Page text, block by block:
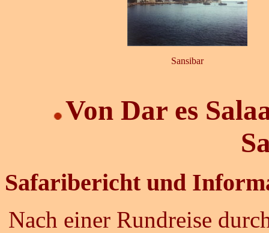
Sansibar
Von Dar es
Safaribericht und
Nach einer Rundreise